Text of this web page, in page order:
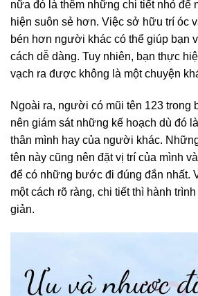
nữa đó là thêm những chi tiết nhỏ để
hiện suôn sẻ hơn. Việc sở hữu trí óc
bén hơn người khác có thể giúp bạn
cách dễ dàng. Tuy nhiên, bạn thực
vạch ra được không là một chuyện
Ngoài ra, người có mũi tên 123 trong
nên giám sát những kế hoạch dù đó
thân mình hay của người khác.
tên này cũng nên đặt vị trí của mình
để có những bước đi đúng đắn nhất.
một cách rõ ràng, chi tiết thì hành
giản.